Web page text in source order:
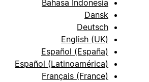
Bahasa Indonesia
Dansk
Deutsch
English (UK)
Español (España)
Español (Latinoamérica)
Français (France)